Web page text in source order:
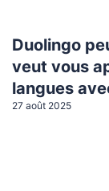
Duolingo
veut vous
langues
27 août 2025